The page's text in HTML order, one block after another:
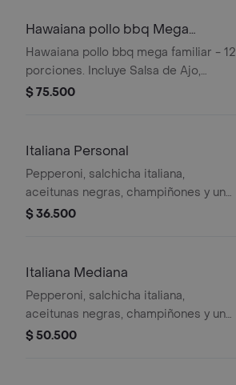
Hawaiana pollo bbq Mega
Familiar
Hawaiana pollo bbq mega familiar - 12
porciones. Incluye Salsa de Ajo,
Sazonador Pimienta Roja y
$ 75.500
Italiana Personal
Pepperoni, salchicha italiana,
aceitunas negras, champiñones y un
toque de orégano - 4 porciones.
$ 36.500
Italiana Mediana
Pepperoni, salchicha italiana,
aceitunas negras, champiñones y un
toque de orégano. - 8 porciones.
$ 50.500